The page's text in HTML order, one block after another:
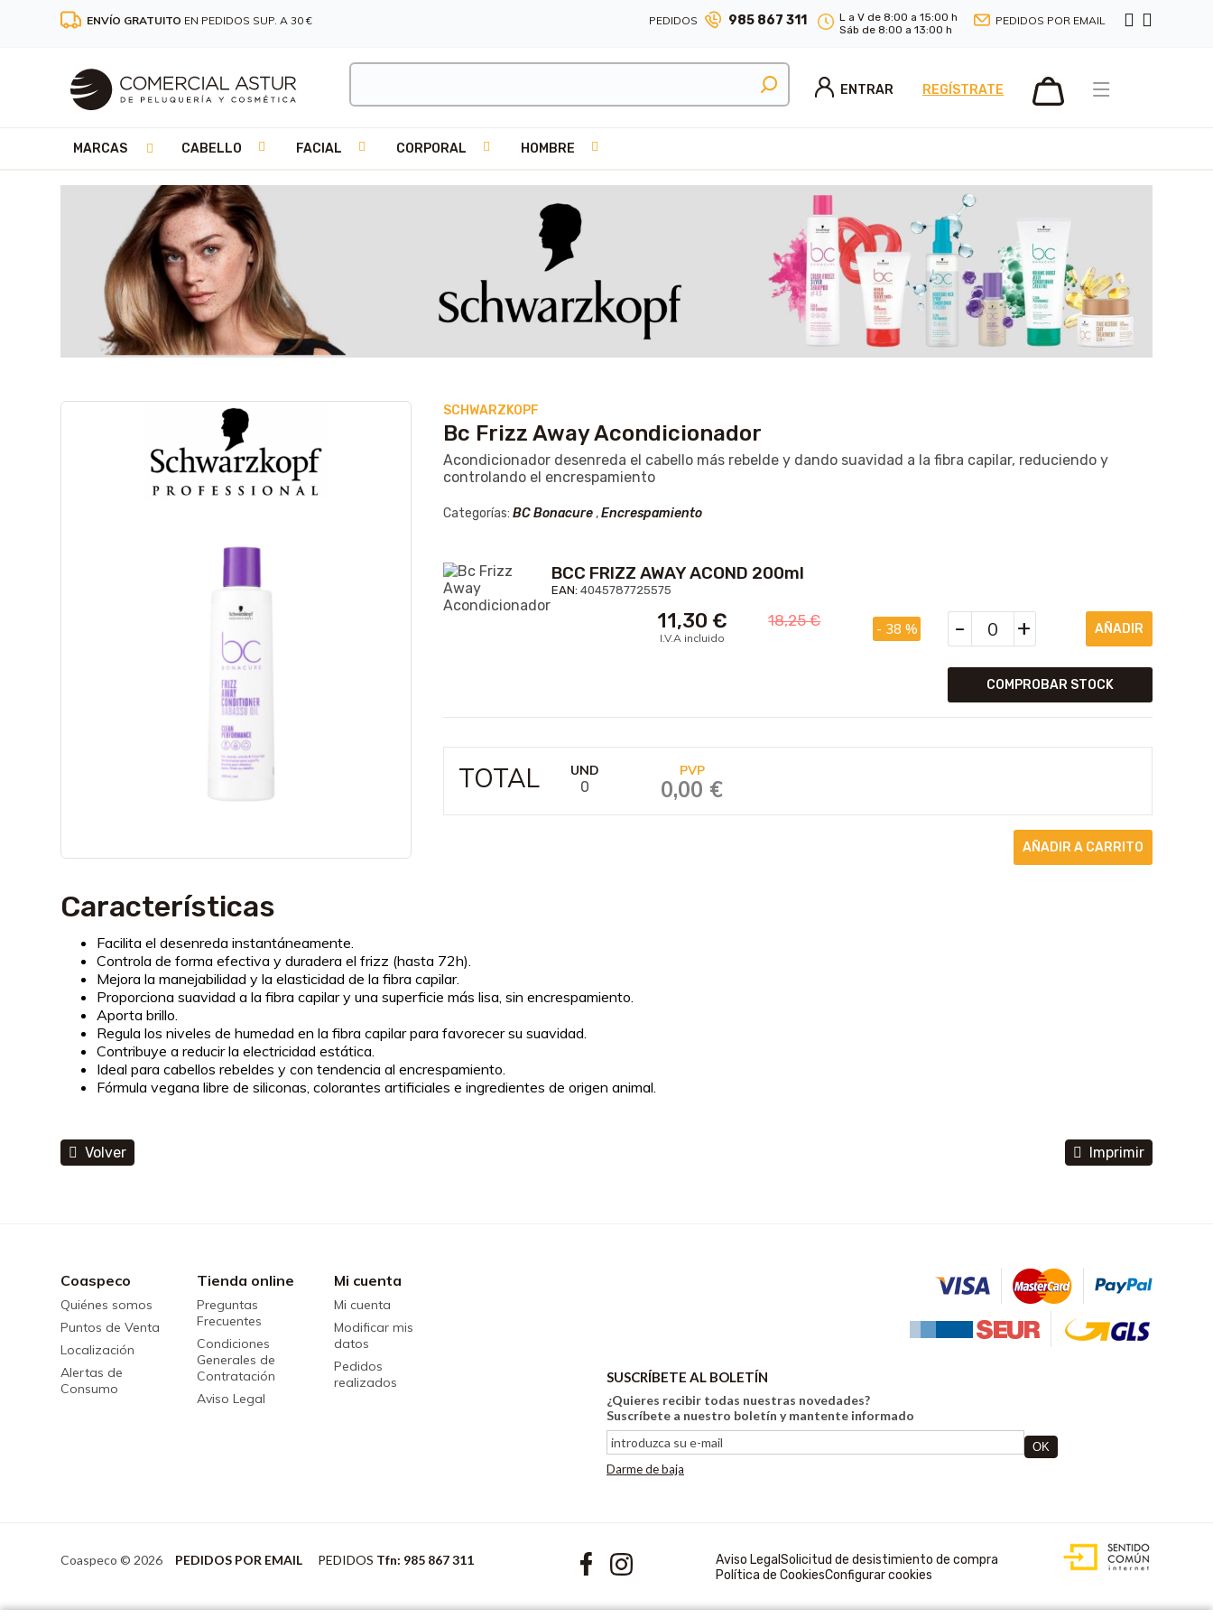
ENVÍO GRATUITO EN PEDIDOS SUP. A 30 € PEDIDOS 985 867 311
L a V de 8:00 a 15:00 h
Sáb de 8:00 a 13:00 h
PEDIDOS POR EMAIL
ENTRAR REGÍSTRATE
MARCAS CABELLO FACIAL CORPORAL HOMBRE
SCHWARZKOPF
Bc Frizz Away Acondicionador
Acondicionador desenreda el cabello más rebelde y dando suavidad a la fibra capilar, reduciendo y
controlando el encrespamiento
Categorías: BC Bonacure,Encrespamiento
BCC FRIZZ AWAY ACOND 200ml
EAN: 4045787725575
11,30 €
I.V.A incluido
18,25€ - 38 % - +
COMPROBAR STOCK
TOTAL UND
0
PVP
0,00 €
Características
Facilita el desenreda instantáneamente.
Controla de forma efectiva y duradera el frizz (hasta 72h).
Mejora la manejabilidad y la elasticidad de la fibra capilar.
Proporciona suavidad a la fibra capilar y una superficie más lisa, sin encrespamiento.
Aporta brillo.
Regula los niveles de humedad en la fibra capilar para favorecer su suavidad.
Contribuye a reducir la electricidad estática.
Ideal para cabellos rebeldes y con tendencia al encrespamiento.
Fórmula vegana libre de siliconas, colorantes artificiales e ingredientes de origen animal.
Volver Imprimir
Coaspeco
Quiénes somos
Puntos de Venta
Localización
Alertas de
Consumo
Tienda online
Preguntas
Frecuentes
Condiciones
Generales de
Contratación
Aviso Legal
Mi cuenta
Mi cuenta
Modificar mis
datos
Pedidos
realizados
SUSCRÍBETE AL BOLETÍN
¿Quieres recibir todas nuestras novedades?
Suscríbete a nuestro boletín y mantente informado
Darme de baja
Coaspeco © 2026 PEDIDOS POR EMAIL PEDIDOS Tfn: 985 867 311 Aviso Legal Solicitud de desistimiento de compra
Política de CookiesConfigurar cookies
ACCESIBLE CON
GESTOR DE
CONTENIDOS